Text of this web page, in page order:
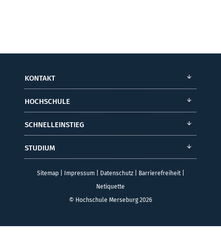
KONTAKT
HOCHSCHULE
SCHNELLEINSTIEG
STUDIUM
Sitemap| Impressum| Datenschutz| Barrierefreiheit|
Netiquette
© Hochschule Merseburg 2026